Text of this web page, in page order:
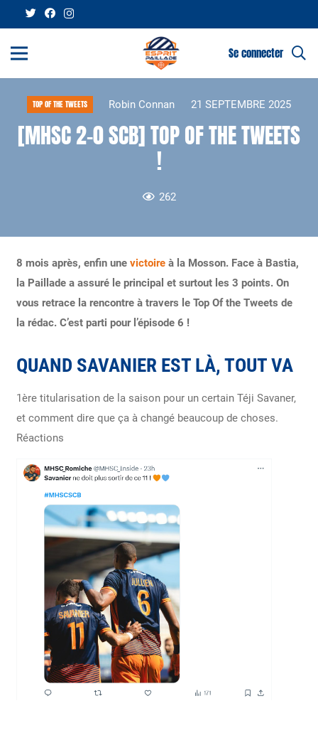
Se connecter
TOP OF THE TWEETS Robin Connan 21 SEPTEMBRE 2025
[MHSC 2-0 SCB] TOP OF THE TWEETS
!
262
8 mois après, enfin une victoireà la Mosson. Face à Bastia,
la Paillade a assuré le principal et surtout les 3 points. On
vous retrace la rencontre à travers le Top Of the Tweets de
la rédac. C’est parti pour l’épisode 6 !
QUAND SAVANIER EST LÀ, TOUT VA
1ère titularisation de la saison pour un certain Téji Savaner,
et comment dire que ça à changé beaucoup de choses.
Réactions